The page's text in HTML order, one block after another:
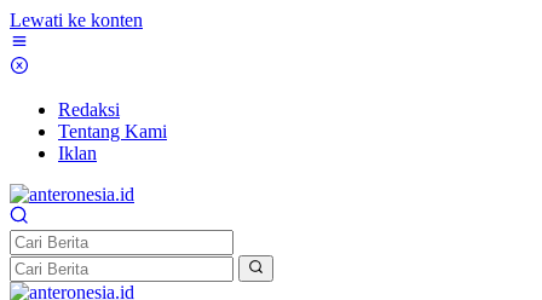
Lewati ke konten
Redaksi
Tentang Kami
Iklan